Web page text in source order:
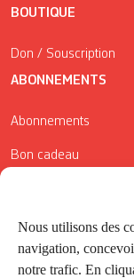
Nous utilisons des
navigation,
notre trafic. En
BOUTIQUE
Don / Souscription
ABONNEMENTS
Abonnements
Bon cadeau
Conditions générales
Réductions de la
Application